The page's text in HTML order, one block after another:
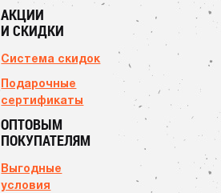
АКЦИИ
И СКИДКИ
Система скидок
Подарочные
сертификаты
ОПТОВЫМ
ПОКУПАТЕЛЯМ
Выгодные
условия